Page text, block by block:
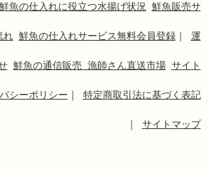
鮮魚の仕入れに役立つ水揚げ状況 鮮魚販売サ
れ 鮮魚の仕入れサービス無料会員登録｜ 運
鮮魚の通信販売 漁師さん直送市場 サイト
シーポリシー ｜ 特定商取引法に基づく表記
｜ サイトマップ